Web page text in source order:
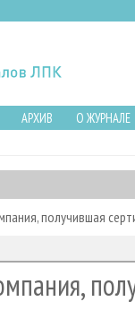
АРХИВ О ЖУРНАЛЕ
получившая